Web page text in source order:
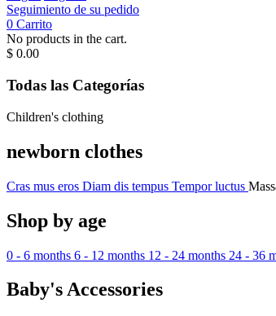
Seguimiento de su pedido
0 Carrito
No products in the cart.
$ 0.00
Todas las Categorías
Children's clothing
newborn clothes
Cras mus eros Diam dis tempus Tempor luctus
Shop by age
0 - 6 months 6 - 12 months 12 - 24 months 24 - 36
Baby's Accessories